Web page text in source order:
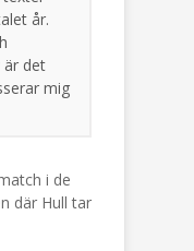
år.
är det
mig
i de
där Hull tar